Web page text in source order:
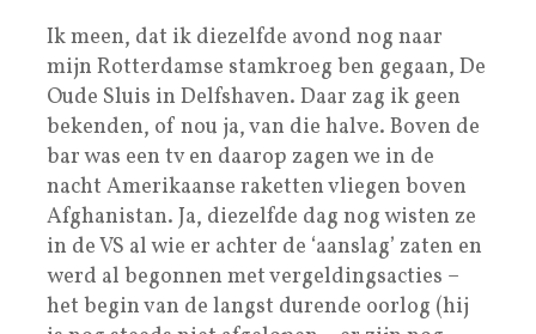
Ik meen, dat ik diezelfde avond nog naar
mijn Rotterdamse stamkroeg ben gegaan, De
Oude Sluis in Delfshaven. Daar zag ik geen
bekenden, of nou ja, van die halve. Boven de
bar was een tv en daarop zagen we in de
nacht Amerikaanse raketten vliegen boven
Afghanistan. Ja, diezelfde dag nog wisten ze
in de VS al wie er achter de ‘aanslag’ zaten en
werd al begonnen met vergeldingsacties –
het begin van de langst durende oorlog (hij